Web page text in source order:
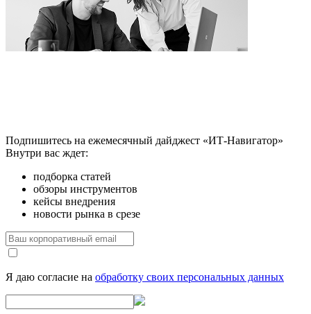
Подпишитесь на ежемесячный дайджест «ИТ-Навигатор»
Внутри вас ждет:
подборка статей
обзоры инструментов
кейсы внедрения
новости рынка в срезе
Я даю согласие на обработку своих персональных данных